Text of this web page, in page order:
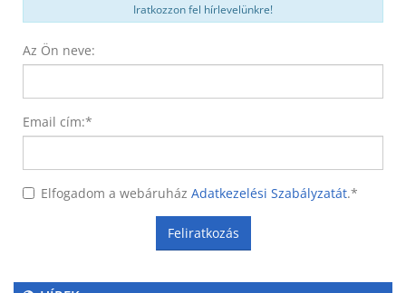
Iratkozzon fel hírlevelünkre!
Az Ön neve:
Email cím:*
Elfogadom a webáruház Adatkezelési Szabályzatát.*
Feliratkozás